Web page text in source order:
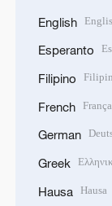
English
Esperanto
Filipino
French
German
Greek
Hausa Hausa